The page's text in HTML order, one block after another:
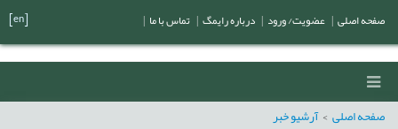
صفحه اصلی
آرشیو خبر
صفحه اصلی عضویت/ ورود درباره رایمگ تماس با ما